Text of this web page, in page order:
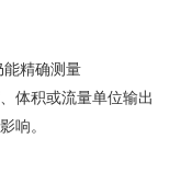
精确测量
体积或流量单位输出
响。